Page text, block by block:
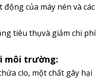
của máy nén và các
tiêu thụvà giảm chi phí
môi trường:
clo, một chất gây hại